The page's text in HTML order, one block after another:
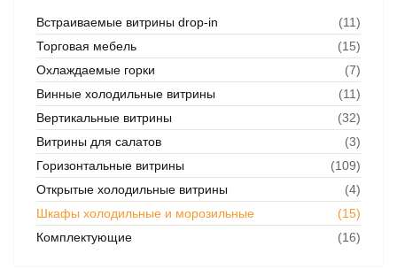
Встраиваемые витрины drop‑in
(11)
Торговая мебель
(15)
Охлаждаемые горки
(7)
Винные холодильные витрины
(11)
Вертикальные витрины
(32)
Витрины для салатов
(3)
Горизонтальные витрины
(109)
Открытые холодильные витрины
(4)
Шкафы холодильные и морозильные
(15)
Комплектующие
(16)